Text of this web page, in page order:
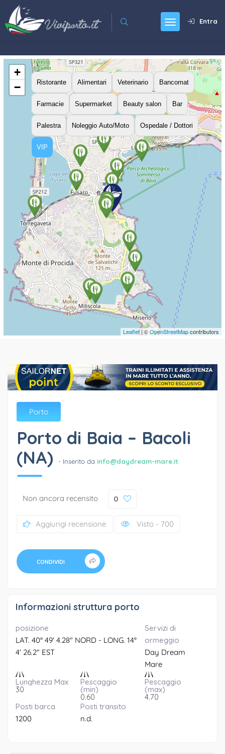
Entra
Ristorante Alimentari Veterinario Bancomat
Farmacie Supermarket Beauty salon Bar
Palestra Noleggio Auto/Moto Ospedale / Dottori
VIP
+
−
Leaflet| ©OpenStreetMapcontributors
Porto
Porto di Baia – Bacoli
(NA)
- Inserito da info@daydream-mare.it
Non ancora recensito 0
Aggiungi recensione Visto - 700
CONDIVIDI
Informazioni struttura porto
posizione
LAT. 40° 49' 4.28" NORD - LONG. 14°
4' 26.2" EST
Servizi di
ormeggio
Day Dream
Mare
Lunghezza Max
30
Pescaggio
(min)
0.60
Pescaggio
(max)
4.70
Posti barca
1200
Posti transito
n.d.